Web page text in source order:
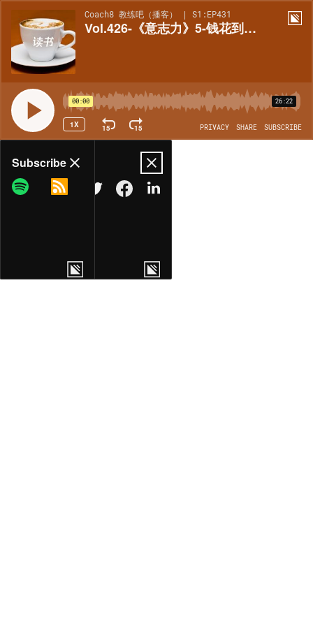
Coach8 教练吧（播客） | S1:EP431
Vol.426-《意志力》5-钱花到哪⼉了？ QS知道
00:00 26:22
1X 15 15 PRIVACY SHARE SUBSCRIBE
Share
COPY LINK
MORE OPTIONS
Subscribe